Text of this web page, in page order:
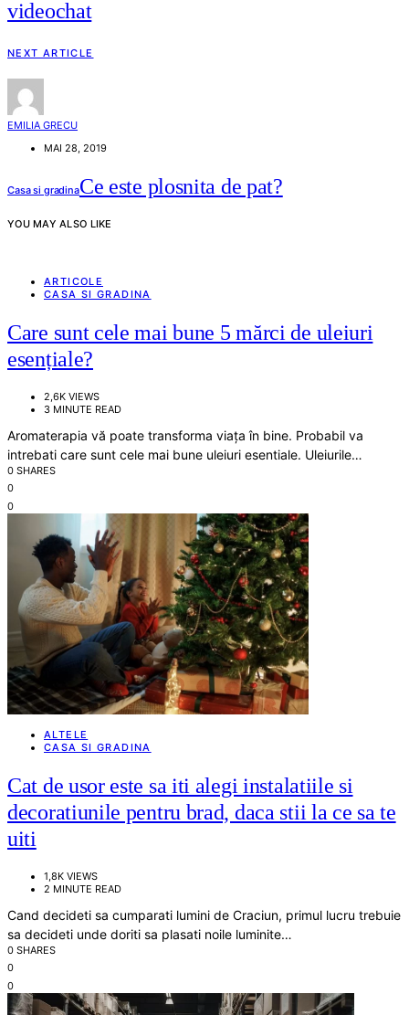
videochat
NEXT ARTICLE
EMILIA GRECU
MAI 28, 2019
Casa si gradinaCe este plosnita de pat?
YOU MAY ALSO LIKE
ARTICOLE
CASA SI GRADINA
Care sunt cele mai bune 5 mărci de uleiuri
esențiale?
2,6K VIEWS
3 MINUTE READ
Aromaterapia vă poate transforma viața în bine. Probabil va
intrebati care sunt cele mai bune uleiuri esentiale. Uleiurile…
0 SHARES
0
0
ALTELE
CASA SI GRADINA
Cat de usor este sa iti alegi instalatiile si
decoratiunile pentru brad, daca stii la ce sa te
uiti
1,8K VIEWS
2 MINUTE READ
Cand decideti sa cumparati lumini de Craciun, primul lucru trebuie
sa decideti unde doriti sa plasati noile luminite…
0 SHARES
0
0